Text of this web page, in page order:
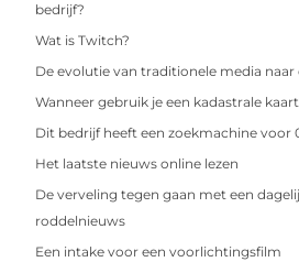
bedrijf?
Wat is Twitch?
De evolutie van traditionele media naar
Wanneer gebruik je een kadastrale
Dit bedrijf heeft een zoekmachine voor
Het laatste nieuws online lezen
De verveling tegen gaan met een
roddelnieuws
Een intake voor een voorlichtingsfilm